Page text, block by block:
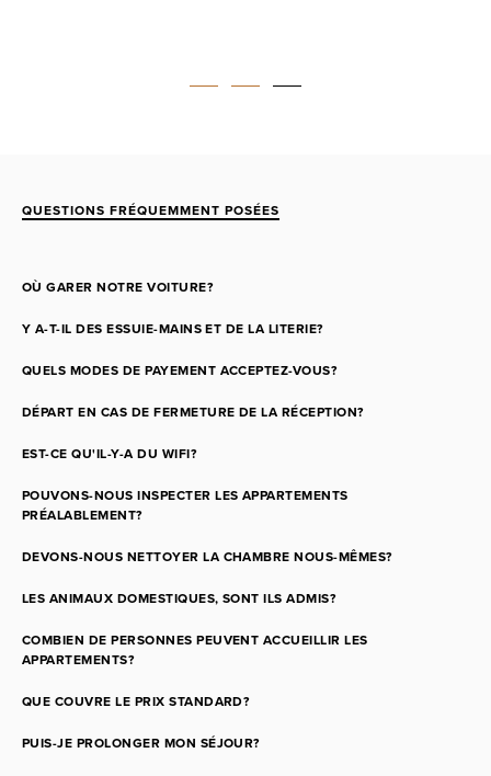
QUESTIONS FRÉQUEMMENT POSÉES
OÙ GARER NOTRE VOITURE?
Y A-T-IL DES ESSUIE-MAINS ET DE LA LITERIE?
QUELS MODES DE PAYEMENT ACCEPTEZ-VOUS?
DÉPART EN CAS DE FERMETURE DE LA RÉCEPTION?
EST-CE QU'IL-Y-A DU WIFI?
POUVONS-NOUS INSPECTER LES APPARTEMENTS
PRÉALABLEMENT?
DEVONS-NOUS NETTOYER LA CHAMBRE NOUS-MÊMES?
LES ANIMAUX DOMESTIQUES, SONT ILS ADMIS?
COMBIEN DE PERSONNES PEUVENT ACCUEILLIR LES
APPARTEMENTS?
QUE COUVRE LE PRIX STANDARD?
PUIS-JE PROLONGER MON SÉJOUR?